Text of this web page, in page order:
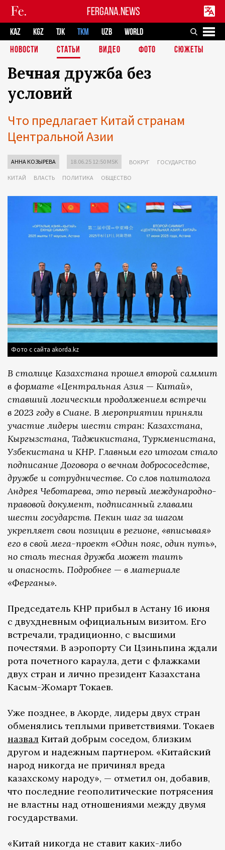
FERGANA.NEWS
KAZ KGZ TJK TKM UZB
WORLD
НОВОСТИ
СТАТЬИ ВИДЕО ФОТО СЮЖЕТЫ
Вечная дружба без
условий
Что предлагает Китай странам
Центральной Азии
АННА КОЗЫРЕВА 18.06.25 12:50 MSK ВОКРУГ ГОСУДАРСТВО
КИТАЙ ВЛАСТЬ ПОЛИТИКА ОБЩЕСТВО
Фото с сайта akorda.kz
В столице Казахстана прошел второй саммит
в формате «Центральная Азия — Китай»,
ставший логическим продолжением встречи
в 2023 году в Сиане. В мероприятии приняли
участие лидеры шести стран: Казахстана,
Кыргызстана, Таджикистана, Туркменистана,
Узбекистана и КНР. Главным его итогом стало
подписание Договора о вечном добрососедстве,
дружбе и сотрудничестве. Со слов политолога
Андрея Чеботарева, это первый международно-
правовой документ, подписанный главами
шести государств. Пекин шаг за шагом
укрепляет свои позиции в регионе, «вписывая»
его в свой мега-проект «Один пояс, один путь»,
но столь тесная дружба может таить
и опасность. Подробнее — в материале
«Ферганы».
Председатель КНР прибыл в Астану 16 июня
с двухдневным официальным визитом. Его
встречали, традиционно, с высшими
почестями. В аэропорту Си Цзиньпина ждали
рота почетного караула, дети с флажками
двух стран и лично президент Казахстана
Касым-Жомарт Токаев.
Уже позднее, в Акорде, лидеры двух стран
обменялись теплыми приветствиями. Токаев
назвал Китай добрым соседом, близким
другом и надежным партнером. «Китайский
народ никогда не причинял вреда
казахскому народу», — отметил он, добавив,
что последние геополитические потрясения
не властны над отношениями между двумя
государствами.
«Китай никогда не ставит каких-либо